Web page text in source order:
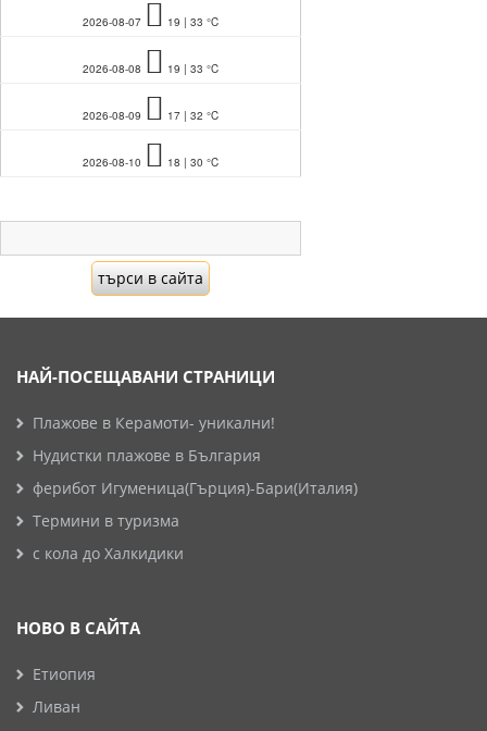
2026-08-07 19 | 33 °C
2026-08-08 19 | 33 °C
2026-08-09 17 | 32 °C
2026-08-10 18 | 30 °C
НАЙ-ПОСЕЩАВАНИ СТРАНИЦИ
Плажове в Керамоти- уникални!
Нудистки плажове в България
ферибот Игуменица(Гърция)-Бари(Италия)
Термини в туризма
с кола до Халкидики
НОВО В САЙТА
Етиопия
Ливан